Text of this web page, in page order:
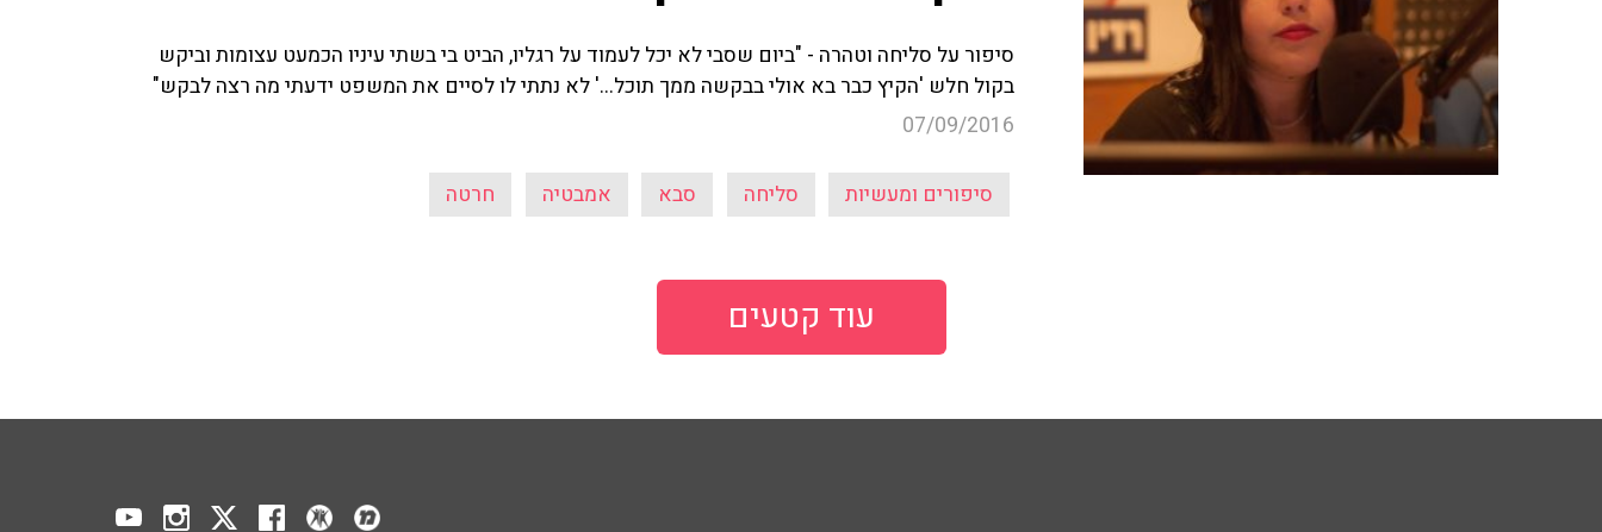
סיפור על סליחה וטהרה - "ביום שסבי לא יכל לעמוד על רגליו, הביט בי בשתי עיניו הכמעט עצומות וביקש
בקול חלש 'הקיץ כבר בא אולי בבקשה ממך תוכל...' לא נתתי לו לסיים את המשפט ידעתי מה רצה לבקש"
07/09/2016
סיפורים ומעשיות סליחה סבא אמבטיה חרטה
עוד קטעים